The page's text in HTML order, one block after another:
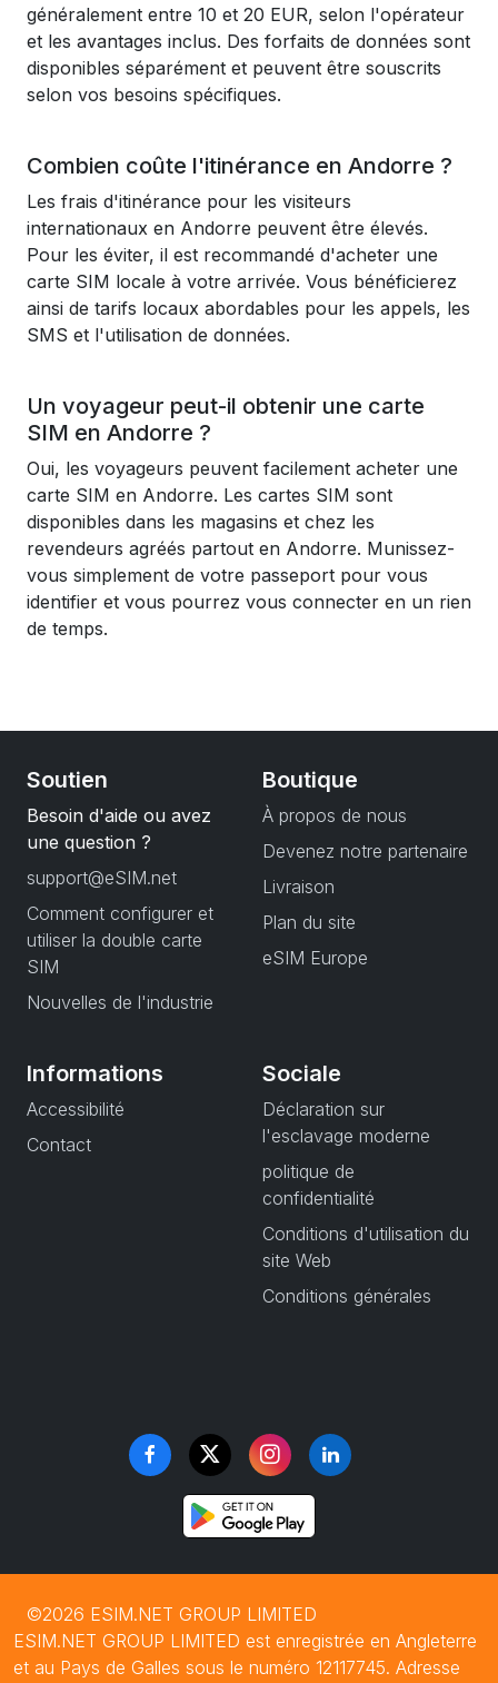
généralement entre 10 et 20 EUR, selon l'opérateur
et les avantages inclus. Des forfaits de données sont
disponibles séparément et peuvent être souscrits
selon vos besoins spécifiques.
Combien coûte l'itinérance en Andorre ?
Les frais d'itinérance pour les visiteurs
internationaux en Andorre peuvent être élevés.
Pour les éviter, il est recommandé d'acheter une
carte SIM locale à votre arrivée. Vous bénéficierez
ainsi de tarifs locaux abordables pour les appels, les
SMS et l'utilisation de données.
Un voyageur peut-il obtenir une carte
SIM en Andorre ?
Oui, les voyageurs peuvent facilement acheter une
carte SIM en Andorre. Les cartes SIM sont
disponibles dans les magasins et chez les
revendeurs agréés partout en Andorre. Munissez-
vous simplement de votre passeport pour vous
identifier et vous pourrez vous connecter en un rien
de temps.
Soutien
Besoin d'aide ou avez
une question ?
support@eSIM.net
Comment configurer et
utiliser la double carte
SIM
Nouvelles de l'industrie
Boutique
À propos de nous
Devenez notre partenaire
Livraison
Plan du site
eSIM Europe
Informations
Accessibilité
Contact
Sociale
Déclaration sur
l'esclavage moderne
politique de
confidentialité
Conditions d'utilisation du
site Web
Conditions générales
©2026 ESIM.NET GROUP LIMITED
ESIM.NET GROUP LIMITED est enregistrée en Angleterre
et au Pays de Galles sous le numéro 12117745. Adresse